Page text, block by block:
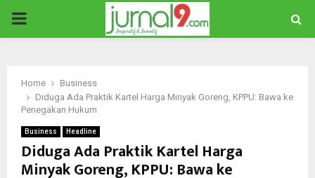
PRIMARY
Home
Business
Diduga Ada Praktik Kartel Harga Minyak Goreng, KPPU: Bawa ke
Penegakan Hukum
Business Headline
Diduga Ada Praktik Kartel Harga
Minyak Goreng, KPPU: Bawa ke